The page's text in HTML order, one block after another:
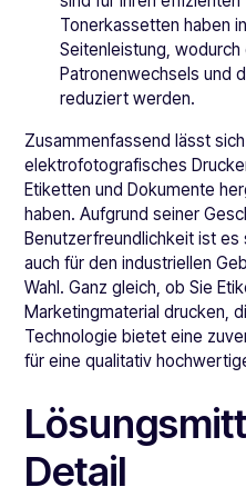
Tonerkassetten haben
Seitenleistung,
Patronenwechsels und
reduziert werden.
Zusammenfassend lässt
elektrofotografisches
Etiketten und Dokumente
haben. Aufgrund seiner
Benutzerfreundlichkeit ist
auch für den industriellen
Wahl. Ganz gleich, ob Sie
Marketingmaterial drucken,
Technologie bietet eine
für eine qualitativ
Detail